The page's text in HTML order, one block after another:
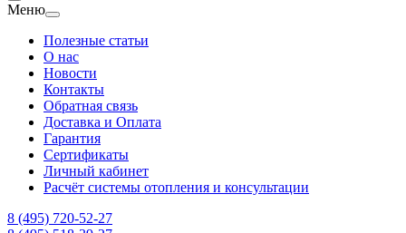
Меню
Полезные статьи
О нас
Новости
Контакты
Обратная связь
Доставка и Оплата
Гарантия
Сертификаты
Личный кабинет
Расчёт системы отопления и консультации
8 (495) 720-52-27